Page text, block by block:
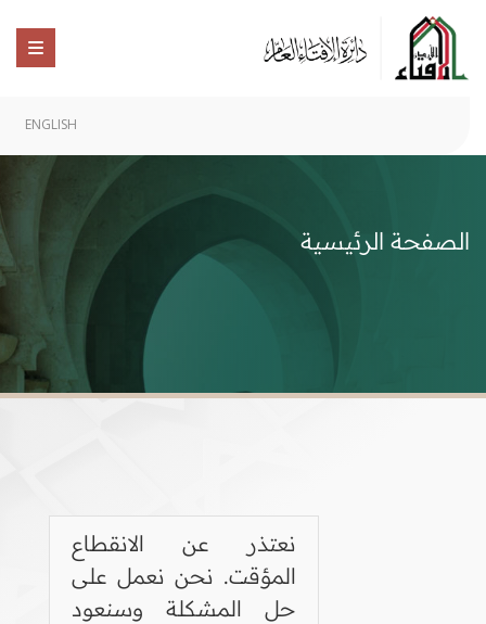
ENGLISH
الصفحة الرئيسية
نعتذر عن الانقطاع
المؤقت. نحن نعمل على
حل المشكلة وسنعود